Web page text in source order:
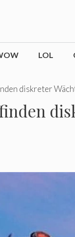
LOL
diskreter